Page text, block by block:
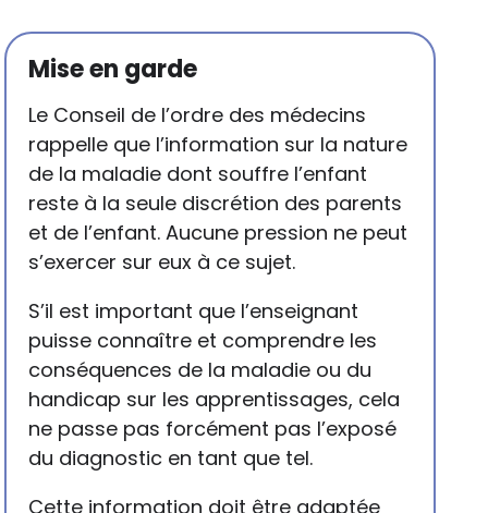
Mise en garde
Le Conseil de l’ordre des médecins
rappelle que l’information sur la nature
de la maladie dont souffre l’enfant
reste à la seule discrétion des parents
et de l’enfant. Aucune pression ne peut
s’exercer sur eux à ce sujet.
S’il est important que l’enseignant
puisse connaître et comprendre les
conséquences de la maladie ou du
handicap sur les apprentissages, cela
ne passe pas forcément pas l’exposé
du diagnostic en tant que tel.
Cette information doit être adaptée